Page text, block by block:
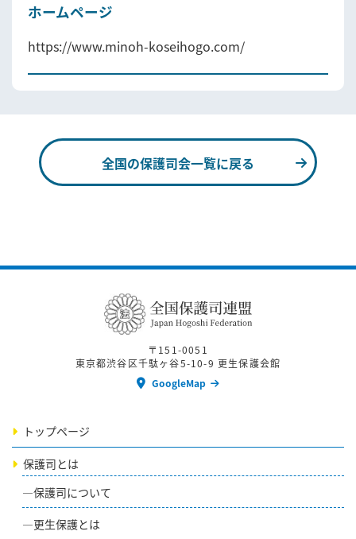
ホームページ
https://www.minoh-koseihogo.com/
全国の保護司会一覧に戻る
〒151-0051
東京都渋谷区千駄ヶ谷5-10-9 更生保護会館
GoogleMap
トップページ
保護司とは
保護司について
更生保護とは